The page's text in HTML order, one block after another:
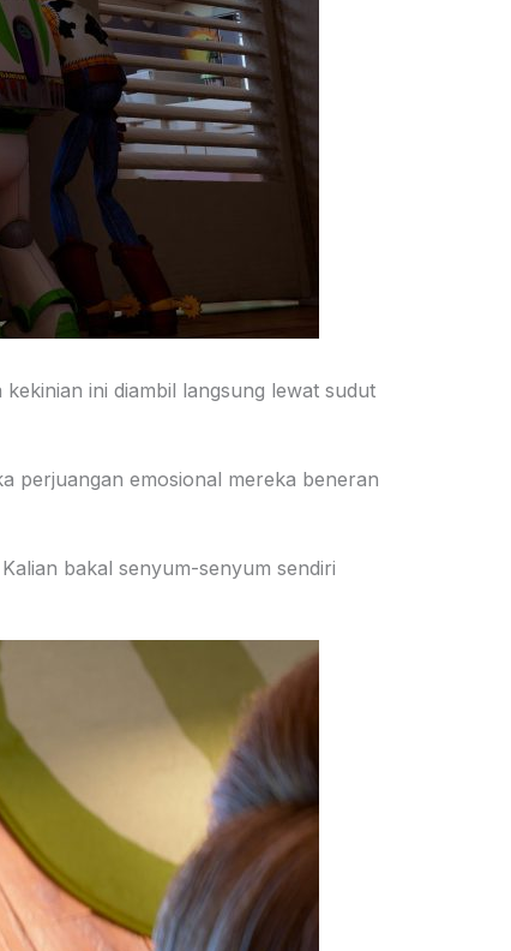
ini diambil langsung lewat sudut
perjuangan emosional mereka beneran
bakal senyum-senyum sendiri